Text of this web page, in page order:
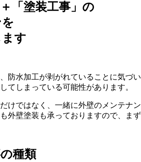
「塗装工事」の
す
防水加工が剥がれていることに気づ
てしまっている可能性があります。
けではなく、一緒に外壁のメンテナ
外壁塗装も承っておりますので、ま
種類